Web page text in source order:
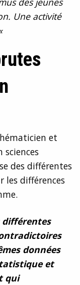
Une activité
et
sciences
des différentes
les différences
données
et
qui